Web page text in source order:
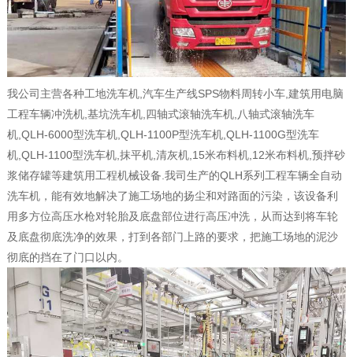
我公司主营各种工地洗车机,汽车生产线SPS物料周转小车,建筑用电脑
工程车辆冲洗机,基坑洗车机,四轴式滚轴洗车机,八轴式滚轴洗车
机,QLH-6000型洗车机,QLH-1100P型洗车机,QLH-1100G型洗车
机,QLH-1100型洗车机,抹平机,清灰机,15米布料机,12米布料机,预拌砂
浆储存罐等建筑用工程机械设备.我司生产的QLH系列工程车辆全自动
洗车机，能有效地解决了施工场地的扬尘和对路面的污染，该设备利
用多方位高压水枪对轮胎及底盘部位进行高压冲洗，从而达到将车轮
及底盘彻底洗净的效果，打到各部门上路的要求，把施工场地的泥沙
彻底的挡在了门口以内。